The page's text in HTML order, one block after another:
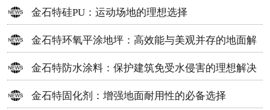
地面材料
金石特硅PU：运动场地的理想选择
金石特环氧平涂地坪：高效能与美观并存的地面解
决方案
金石特防水涂料：保护建筑免受水侵害的理想解决
方案
金石特固化剂：增强地面耐用性的必备选择